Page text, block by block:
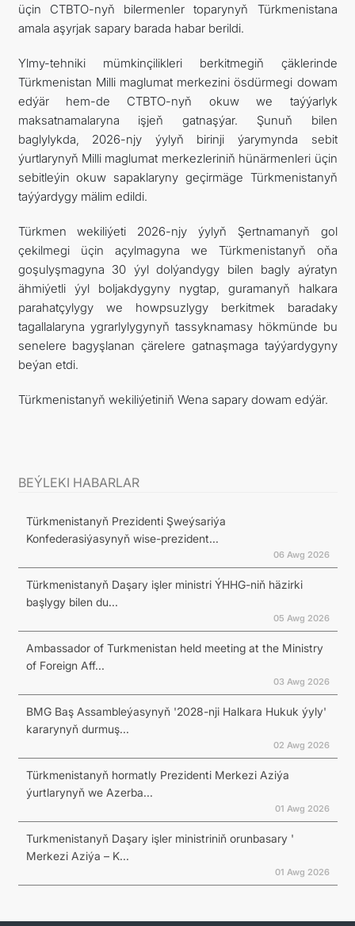
üçin CTBTO-nyň bilermenler toparynyň Türkmenistana
amala aşyrjak sapary barada habar berildi.
Ylmy-tehniki mümkinçilikleri berkitmegiň çäklerinde
Türkmenistan Milli maglumat merkezini ösdürmegi dowam
edýär hem-de CTBTO-nyň okuw we taýýarlyk
maksatnamalaryna işjeň gatnaşýar. Şunuň bilen
baglylykda, 2026-njy ýylyň birinji ýarymynda sebit
ýurtlarynyň Milli maglumat merkezleriniň hünärmenleri üçin
sebitleýin okuw sapaklaryny geçirmäge Türkmenistanyň
taýýardygy mälim edildi.
Türkmen wekiliýeti 2026-njy ýylyň Şertnamanyň gol
çekilmegi üçin açylmagyna we Türkmenistanyň oňa
goşulyşmagyna 30 ýyl dolýandygy bilen bagly aýratyn
ähmiýetli ýyl boljakdygyny nygtap, guramanyň halkara
parahatçylygy we howpsuzlygy berkitmek baradaky
tagallalaryna ygrarlylygynyň tassyknamasy hökmünde bu
senelere bagyşlanan çärelere gatnaşmaga taýýardygyny
beýan etdi.
Türkmenistanyň wekiliýetiniň Wena sapary dowam edýär.
BEÝLEKI HABARLAR
Türkmenistanyň Prezidenti Şweýsariýa
Konfederasiýasynyň wise-prezident...
06 Awg 2026
Türkmenistanyň Daşary işler ministri ÝHHG-niň häzirki
başlygy bilen du...
05 Awg 2026
Ambassador of Turkmenistan held meeting at the Ministry
of Foreign Aff...
03 Awg 2026
BMG Baş Assambleýasynyň '2028-nji Halkara Hukuk ýyly'
kararynyň durmuş...
02 Awg 2026
Türkmenistanyň hormatly Prezidenti Merkezi Aziýa
ýurtlarynyň we Azerba...
01 Awg 2026
Turkmenistanyň Daşary işler ministriniň orunbasary '
Merkezi Aziýa – K...
01 Awg 2026